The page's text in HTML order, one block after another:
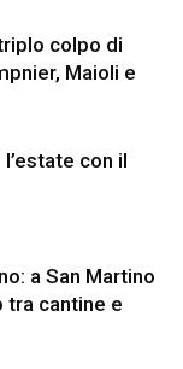
colpo di
Maioli e
con il
a San Martino
tra cantine e